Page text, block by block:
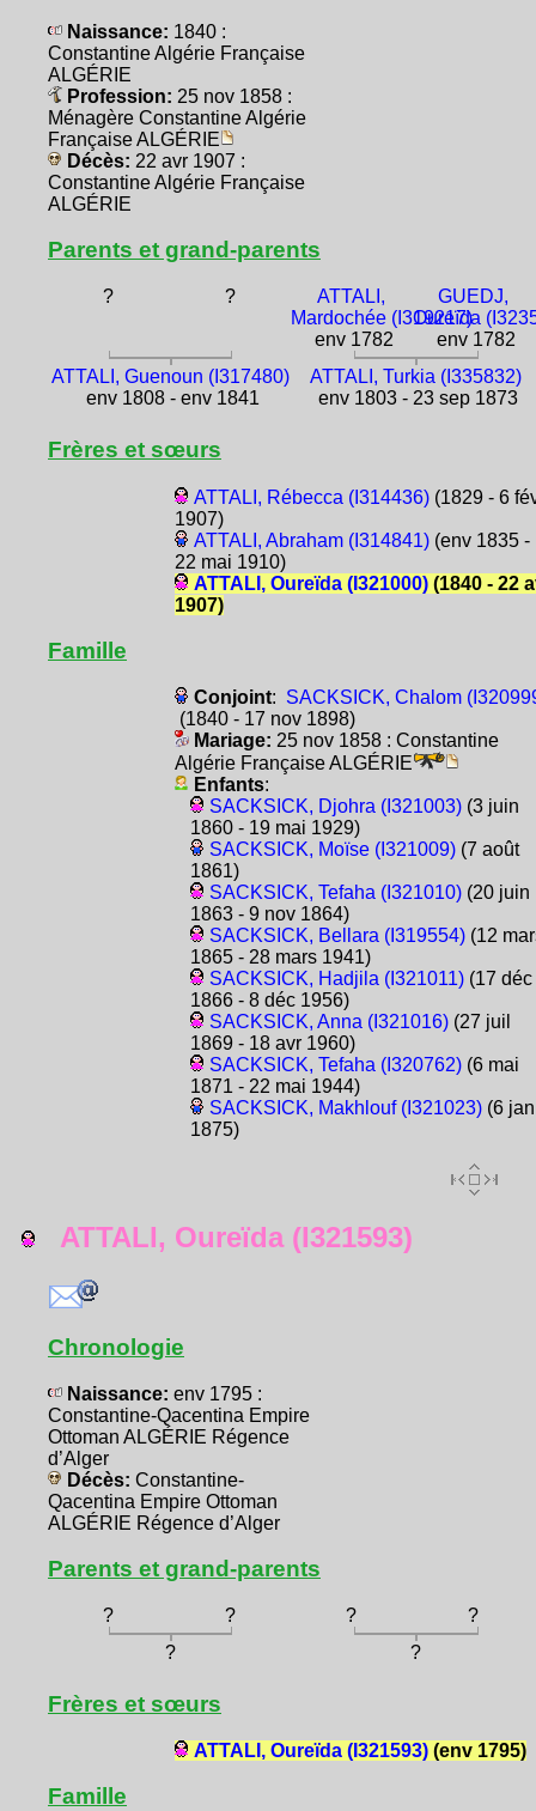
Naissance: 1840 :
Constantine Algérie Française
ALGÉRIE
Profession: 25 nov 1858 :
Ménagère Constantine Algérie
Française ALGÉRIE
Décès: 22 avr 1907 :
Constantine Algérie Française
ALGÉRIE
Parents et grand-parents
? ?
ATTALI,
Mardochée (I319217)
env 1782
GUEDJ,
Oureïda
env 1782
ATTALI, Guenoun (I317480)
env 1808 - env 1841
ATTALI, Turkia (I335832)
env 1803 - 23 sep 1873
Frères et sœurs
ATTALI, Rébecca (I314436)(1829 - 6
1907)
ATTALI, Abraham (I314841)(env 1835 -
22 mai 1910)
ATTALI, Oureïda (I321000)(1840 - 22
1907)
Famille
Conjoint: SACKSICK, Chalom
(1840 - 17 nov 1898)
Mariage: 25 nov 1858 : Constantine
Algérie Française ALGÉRIE
Enfants:
SACKSICK, Djohra (I321003)(3 juin
1860 - 19 mai 1929)
SACKSICK, Moïse (I321009)(7 août
1861)
SACKSICK, Tefaha (I321010)(20 juin
1863 - 9 nov 1864)
SACKSICK, Bellara (I319554)(12
1865 - 28 mars 1941)
SACKSICK, Hadjila (I321011)(17 déc
1866 - 8 déc 1956)
SACKSICK, Anna (I321016)(27 juil
1869 - 18 avr 1960)
SACKSICK, Tefaha (I320762)(6 mai
1871 - 22 mai 1944)
SACKSICK, Makhlouf (I321023)(6 jan
1875)
ATTALI, Oureïda (I321593)
Chronologie
Naissance: env 1795 :
Constantine-Qacentina Empire
Ottoman ALGÉRIE Régence
d’Alger
Décès: Constantine-
Qacentina Empire Ottoman
ALGÉRIE Régence d’Alger
Parents et grand-parents
? ? ?
?
?
?
Frères et sœurs
ATTALI, Oureïda (I321593)(env 1795)
Famille